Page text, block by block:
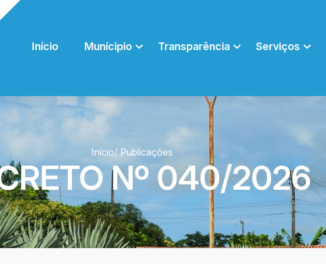
Início Munícipio Transparência Serviços
Início/ Publicações
Nº 040/2026